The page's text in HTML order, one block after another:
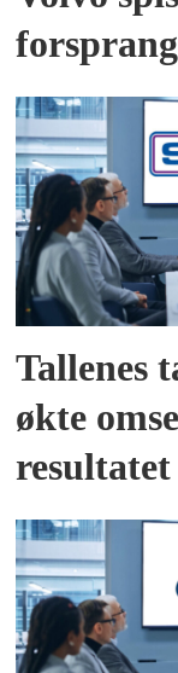
forsprang
Tallenes
økte
resultatet